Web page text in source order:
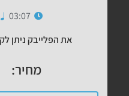
03:07
את הפלייבק ניתן
מחיר: